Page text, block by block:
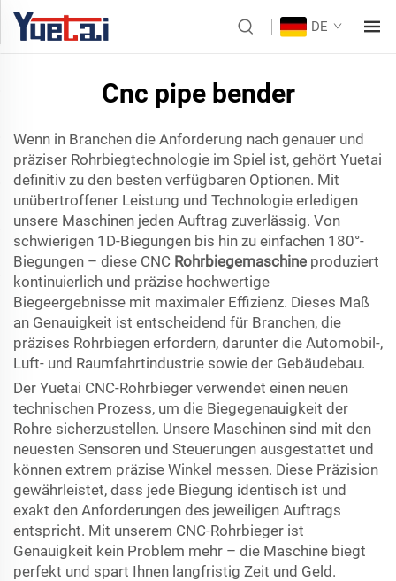
DE
Cnc pipe bender
Wenn in Branchen die Anforderung nach genauer und
präziser Rohrbiegtechnologie im Spiel ist, gehört Yuetai
definitiv zu den besten verfügbaren Optionen. Mit
unübertroffener Leistung und Technologie erledigen
unsere Maschinen jeden Auftrag zuverlässig. Von
schwierigen 1D-Biegungen bis hin zu einfachen 180°-
Biegungen – diese CNC Rohrbiegemaschine produziert
kontinuierlich und präzise hochwertige
Biegeergebnisse mit maximaler Effizienz. Dieses Maß
an Genauigkeit ist entscheidend für Branchen, die
präzises Rohrbiegen erfordern, darunter die Automobil-,
Luft- und Raumfahrtindustrie sowie der Gebäudebau.
Der Yuetai CNC-Rohrbieger verwendet einen neuen
technischen Prozess, um die Biegegenauigkeit der
Rohre sicherzustellen. Unsere Maschinen sind mit den
neuesten Sensoren und Steuerungen ausgestattet und
können extrem präzise Winkel messen. Diese Präzision
gewährleistet, dass jede Biegung identisch ist und
exakt den Anforderungen des jeweiligen Auftrags
entspricht. Mit unserem CNC-Rohrbieger ist
Genauigkeit kein Problem mehr – die Maschine biegt
perfekt und spart Ihnen langfristig Zeit und Geld.